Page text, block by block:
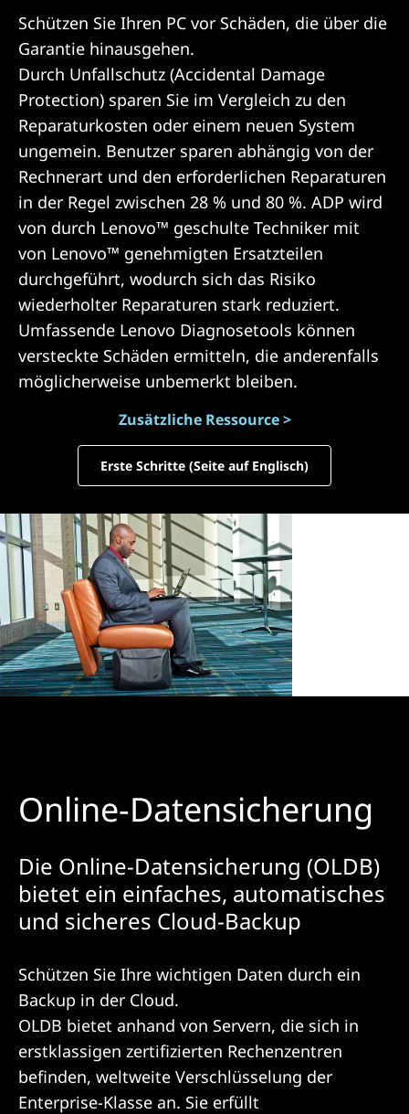
Schützen Sie Ihren PC vor Schäden, die über die
Garantie hinausgehen.
Durch Unfallschutz (Accidental Damage
Protection) sparen Sie im Vergleich zu den
Reparaturkosten oder einem neuen System
ungemein. Benutzer sparen abhängig von der
Rechnerart und den erforderlichen Reparaturen
in der Regel zwischen 28 % und 80 %. ADP wird
von durch Lenovo™ geschulte Techniker mit
von Lenovo™ genehmigten Ersatzteilen
durchgeführt, wodurch sich das Risiko
wiederholter Reparaturen stark reduziert.
Umfassende Lenovo Diagnosetools können
versteckte Schäden ermitteln, die anderenfalls
möglicherweise unbemerkt bleiben.
Zusätzliche Ressource >
Erste Schritte (Seite auf Englisch)
Online-Datensicherung
Die Online-Datensicherung (OLDB)
bietet ein einfaches, automatisches
und sicheres Cloud-Backup
Schützen Sie Ihre wichtigen Daten durch ein
Backup in der Cloud.
OLDB bietet anhand von Servern, die sich in
erstklassigen zertifizierten Rechenzentren
befinden, weltweite Verschlüsselung der
Enterprise-Klasse an. Sie erfüllt